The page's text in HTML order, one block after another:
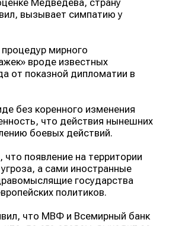
Медведева, страну
вызывает симпатию у
мирного
вроде известных
от показной дипломатии в
без коренного изменения
что действия нынешних
боевых действий.
появление на территории
а сами иностранные
государства
политиков.
что МВФ и Всемирный банк